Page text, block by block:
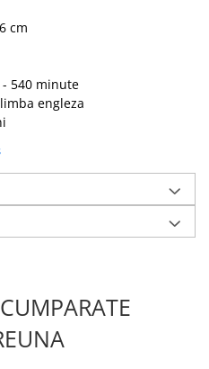
cm
540 minute
engleza